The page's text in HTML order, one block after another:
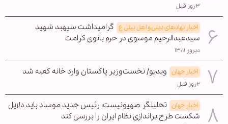
۳ روز قبل
اخبار نهادهای دینی و اهل بیتی ع گرامیداشت سپهبد شهید
سیدعبدالرحیم موسوی در حرم بانوی کرامت
دیروز ۱۳:۱۱
اخبار جهان ویدیو/ نخست‌وزیر پاکستان وارد خانه کعبه شد
۲ روز قبل
اخبار جهان تحلیلگر صهیونیست: رئیس جدید موساد باید دلایل
شکست طرح براندازی نظام ایران را بررسی کند